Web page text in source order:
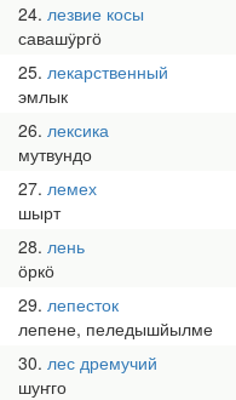
24 лезвие косы
савашӱргӧ
25 лекарственный
эмлык
26 лексика
мутвундо
27 лемех
шырт
28 лень
ӧркӧ
29 лепесток
лепене, пеледышйылме
30 лес дремучий
шуҥго